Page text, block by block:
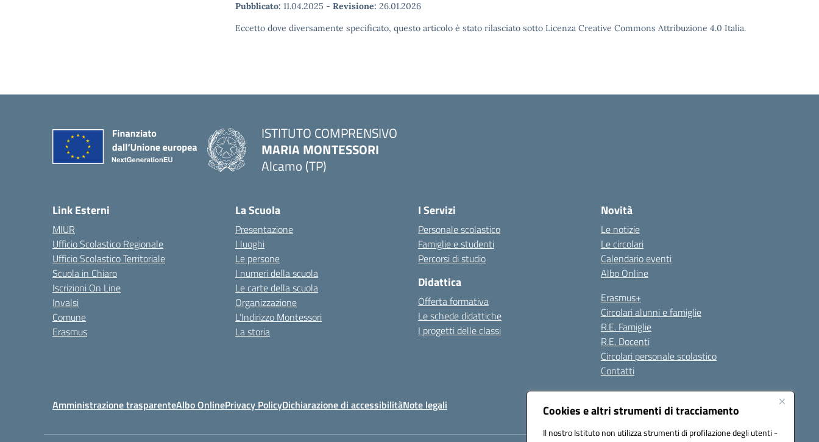
Cookies e altri strumenti di tracciamento
Il nostro Istituto non utilizza strumenti di profilazione degli utenti -
Pubblicato: 11.04.2025 - Revisione: 26.01.2026
Eccetto dove diversamente specificato, questo articolo è stato rilasciato sotto Licenza Creative Commons Attribuzione 4.0 Italia.
ISTITUTO COMPRENSIVO
MARIA MONTESSORI
Alcamo (TP)
Link Esterni
MIUR
Ufficio Scolastico Regionale
Ufficio Scolastico Territoriale
Scuola in Chiaro
Iscrizioni On Line
Invalsi
Comune
Erasmus
La Scuola
Presentazione
I luoghi
Le persone
I numeri della scuola
Le carte della scuola
Organizzazione
L’Indirizzo Montessori
La storia
I Servizi
Personale scolastico
Famiglie e studenti
Percorsi di studio
Didattica
Offerta formativa
Le schede didattiche
I progetti delle classi
Novità
Le notizie
Le circolari
Calendario eventi
Albo Online
Erasmus+
Circolari alunni e famiglie
R.E. Famiglie
R.E. Docenti
Circolari personale scolastico
Contatti
Amministrazione trasparenteAlbo OnlinePrivacy PolicyDichiarazione di accessibilitàNote legali Seguici su: